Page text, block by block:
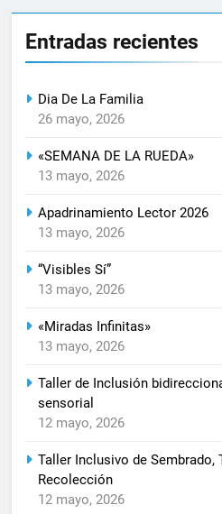
Entradas recientes
Dia De La Familia
26 mayo, 2026
«SEMANA DE LA RUEDA»
13 mayo, 2026
Apadrinamiento Lector 2026
13 mayo, 2026
“Visibles Sí”
13 mayo, 2026
«Miradas Infinitas»
13 mayo, 2026
Taller de Inclusión
sensorial
12 mayo, 2026
Taller Inclusivo de Sembrado,
Recolección
12 mayo, 2026